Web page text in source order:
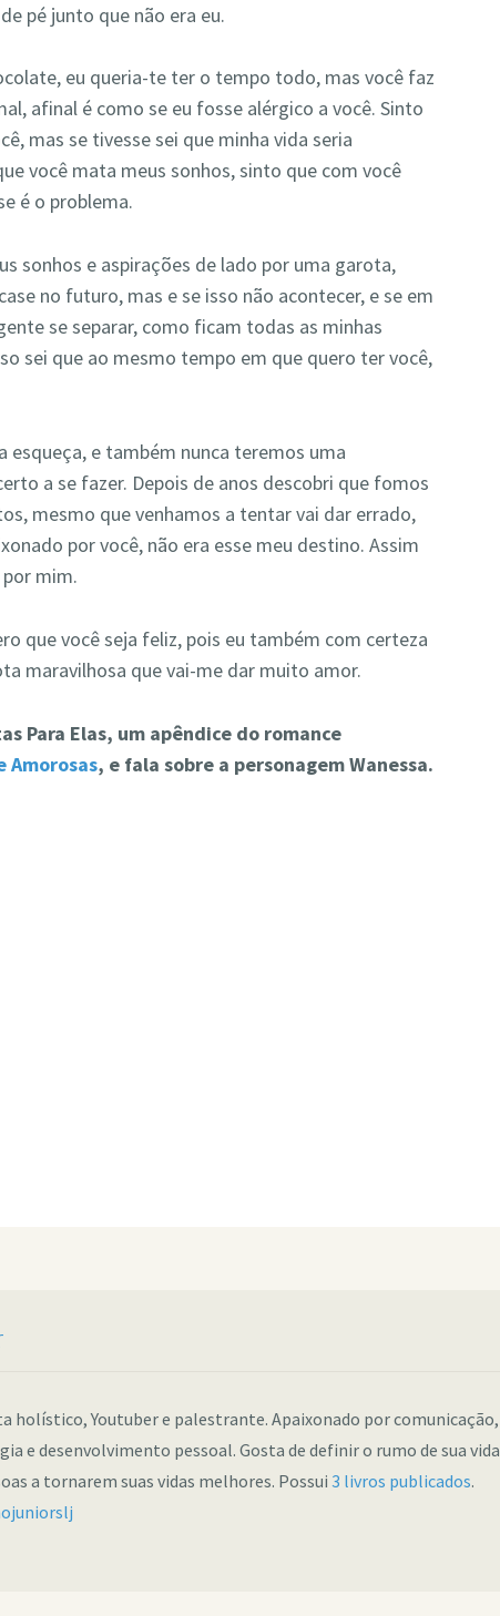
pé junto que não era eu.
eu queria-te ter o tempo todo, mas você faz
afinal é como se eu fosse alérgico a você. Sinto
mas se tivesse sei que minha vida seria
você mata meus sonhos, sinto que com você
é o problema.
sonhos e aspirações de lado por uma garota,
no futuro, mas e se isso não acontecer, e se em
se separar, como ficam todas as minhas
sei que ao mesmo tempo em que quero ter você,
esqueça, e também nunca teremos uma
a se fazer. Depois de anos descobri que fomos
mesmo que venhamos a tentar vai dar errado,
por você, não era esse meu destino. Assim
mim.
que você seja feliz, pois eu também com certeza
maravilhosa que vai-me dar muito amor.
Para Elas, um apêndice do romance
Amorosas, e fala sobre a personagem Wanessa.
holístico, Youtuber e palestrante. Apaixonado por comunicação,
e desenvolvimento pessoal. Gosta de definir o rumo de sua vida
a tornarem suas vidas melhores. Possui 3 livros publicados.